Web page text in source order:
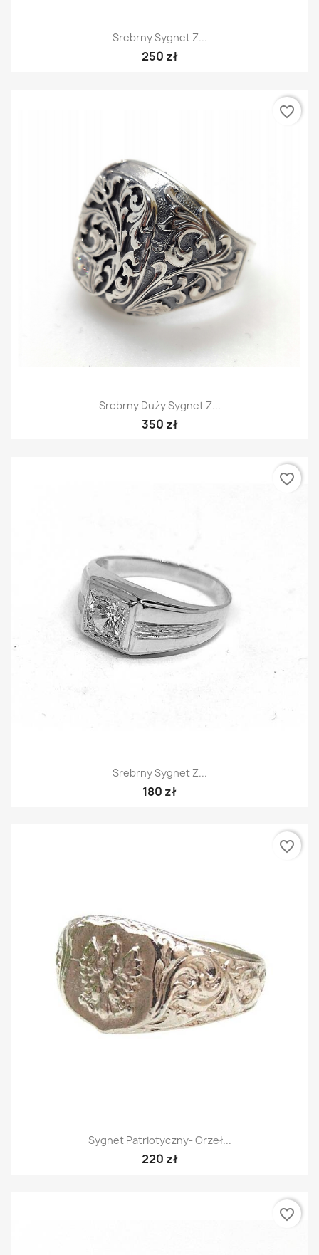
Srebrny Sygnet Z...
250 zł
Srebrny Duży Sygnet Z...
350 zł
favorite_border
Srebrny Sygnet Z...
180 zł
favorite_border
Sygnet Patriotyczny- Orzeł...
220 zł
favorite_border
favorite_border